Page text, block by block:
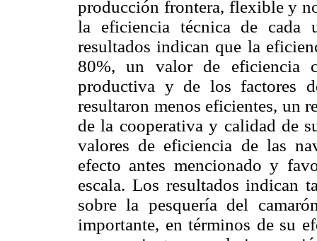
producción frontera, flexible y
la eficiencia técnica de cada
resultados indican que la
80%, un valor de eficiencia
productiva y de los factores
resultaron menos eficientes, un
de la cooperativa y calidad de
valores de eficiencia de las
efecto antes mencionado y
escala. Los resultados indican
sobre la pesquería del
importante, en términos de su